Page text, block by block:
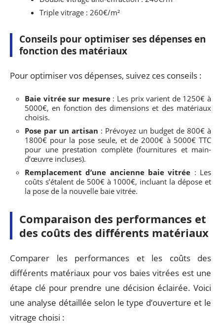
Triple vitrage : 260€/m²
Conseils pour optimiser ses dépenses en
fonction des matériaux
Pour optimiser vos dépenses, suivez ces conseils :
Baie vitrée sur mesure: Les prix varient de 1250€ à
5000€, en fonction des dimensions et des matériaux
choisis.
Pose par un artisan : Prévoyez un budget de 800€ à
1800€ pour la pose seule, et de 2000€ à 5000€ TTC
pour une prestation complète (fournitures et main-
d’œuvre incluses).
Remplacement d’une ancienne baie vitrée : Les
coûts s’étalent de 500€ à 1000€, incluant la dépose et
la pose de la nouvelle baie vitrée.
Comparaison des performances et
des coûts des différents matériaux
Comparer les performances et les coûts des
différents matériaux pour vos baies vitrées est une
étape clé pour prendre une décision éclairée. Voici
une analyse détaillée selon le type d’ouverture et le
vitrage choisi :